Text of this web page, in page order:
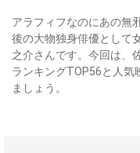
アラフィフなのにあの無
後の大物独身俳優として
之介さんです。今回は、
ランキングTOP56と人気
ましょう。